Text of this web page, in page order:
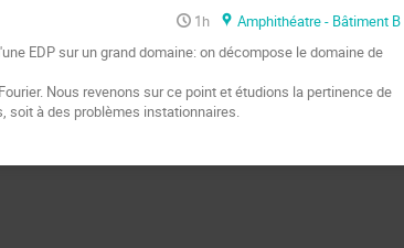
1h
Amphithéatre - Bâtiment B
EDP sur un grand domaine: on décompose le domaine de
Nous revenons sur ce point et étudions la pertinence de
soit à des problèmes instationnaires.